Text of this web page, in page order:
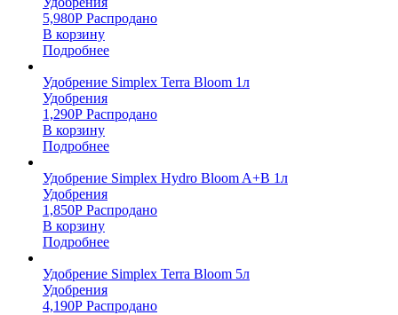
5,980Р Распродано
В корзину
Подробнее
Удобрение Simplex Terra Bloom 1л
Удобрения
1,290Р Распродано
В корзину
Подробнее
Удобрение Simplex Hydro Bloom A+B 1л
Удобрения
1,850Р Распродано
В корзину
Подробнее
Удобрение Simplex Terra Bloom 5л
Удобрения
4,190Р Распродано